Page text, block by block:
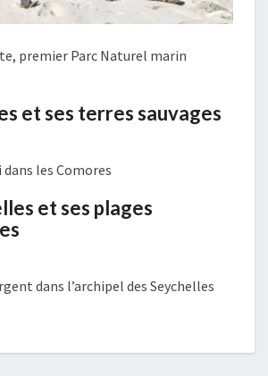
premier Parc Naturel marin
et ses terres sauvages
les Comores
et ses plages
dans l’archipel des Seychelles